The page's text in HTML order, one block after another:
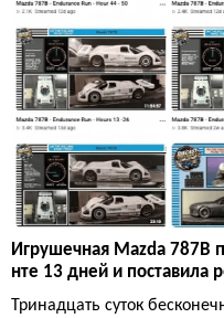
Игрушечная Mazda 787B
нте 13 дней и поставила
Тринадцать суток